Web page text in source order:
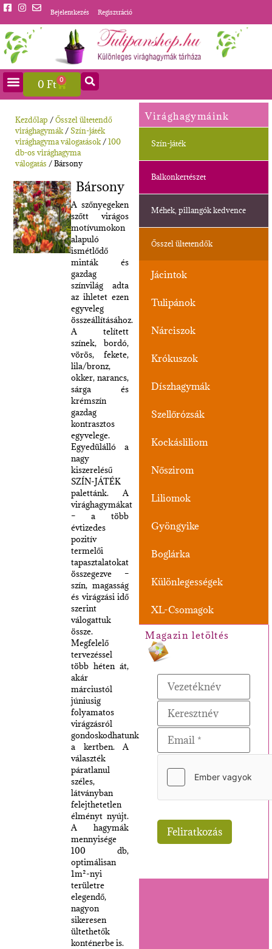
Bejelentkezés Regisztráció
0 Ft 0
Virághagymáink
Szín-játék
Balkonkertészet
Méhek, pillangók kedvence
Ősszel ültetendők
Jácintok
Tulipánok
Nárciszok
Krókuszok
Díszhagymák
Szellőrózsák
Kockásliliom
Nőszirom
Liliomok
Gyöngyike
Boglárka
Különlegességek
XL-Csomagok
Magazin letöltés
Kezdőlap /Ősszel ültetendő
virághagymák/Szín-játék
virághagyma válogatások/100
db-os virághagyma
válogatás / Bársony
Bársony
A szőnyegeken
szőtt virágos
motívumokon
alapuló
ismétlődő
minták és
gazdag
színvilág adta
az ihletet ezen
egyveleg
összeállításához.
A telített
színek, bordó,
vörös, fekete,
lila/bronz,
okker, narancs,
sárga és
krémszín
gazdag
kontrasztos
egyvelege.
Egyedülálló a
nagy
kiszerelésű
SZÍN-JÁTÉK
palettánk. A
virághagymákat
– a több
évtizedes
pozitív
termelői
tapasztalatokat
összegezve –
szín, magasság
és virágzási idő
szerint
válogattuk
össze.
Megfelelő
tervezéssel
több héten át,
akár
márciustól
júniusig
folyamatos
virágzásról
gondoskodhatunk
a kertben. A
választék
páratlanul
széles,
látványban
felejthetetlen
élményt nyújt.
A hagymák
mennyisége
100 db,
optimálisan
1m²-nyi
területre
elegendő,
nagyon
sikeresen
ültethetők
konténerbe is.